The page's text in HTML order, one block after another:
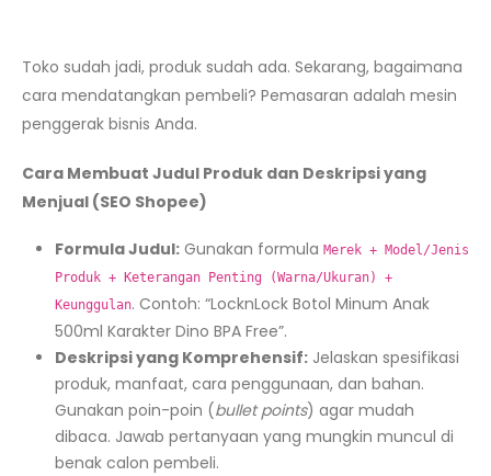
Toko sudah jadi, produk sudah ada. Sekarang, bagaimana
cara mendatangkan pembeli? Pemasaran adalah mesin
penggerak bisnis Anda.
Cara Membuat Judul Produk dan Deskripsi yang
Menjual (SEO Shopee)
Formula Judul:Gunakan formula Merek + Model/Jenis
Produk + Keterangan Penting (Warna/Ukuran) +
Keunggulan. Contoh: “LocknLock Botol Minum Anak
500ml Karakter Dino BPA Free”.
Deskripsi yang Komprehensif:Jelaskan spesifikasi
produk, manfaat, cara penggunaan, dan bahan.
Gunakan poin-poin (bullet points) agar mudah
dibaca. Jawab pertanyaan yang mungkin muncul di
benak calon pembeli.